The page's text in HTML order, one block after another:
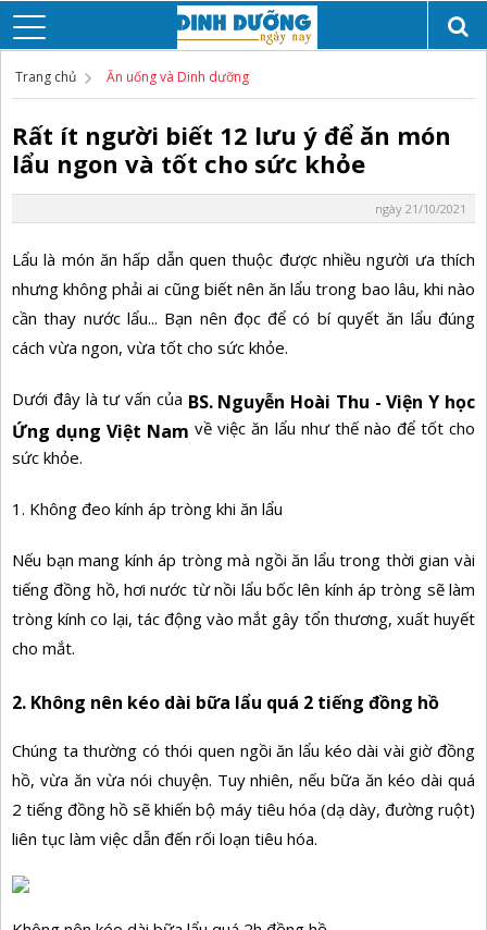
Trang chủ Ăn uống và Dinh dưỡng
Rất ít người biết 12 lưu ý để ăn món
lẩu ngon và tốt cho sức khỏe
ngày 21/10/2021
Lẩu là món ăn hấp dẫn quen thuộc được nhiều người ưa thích
nhưng không phải ai cũng biết nên ăn lẩu trong bao lâu, khi nào
cần thay nước lẩu... Bạn nên đọc để có bí quyết ăn lẩu đúng
cách vừa ngon, vừa tốt cho sức khỏe.
Dưới đây là tư vấn của BS. Nguyễn Hoài Thu - Viện Y học
Ứng dụng Việt Namvề việc ăn lẩu như thế nào để tốt cho
sức khỏe.
1. Không đeo kính áp tròng khi ăn lẩu
Nếu bạn mang kính áp tròng mà ngồi ăn lẩu trong thời gian vài
tiếng đồng hồ, hơi nước từ nồi lẩu bốc lên kính áp tròng sẽ làm
tròng kính co lại, tác động vào mắt gây tổn thương, xuất huyết
cho mắt.
2. Không nên kéo dài bữa lẩu quá 2 tiếng đồng hồ
Chúng ta thường có thói quen ngồi ăn lẩu kéo dài vài giờ đồng
hồ, vừa ăn vừa nói chuyện. Tuy nhiên, nếu bữa ăn kéo dài quá
2 tiếng đồng hồ sẽ khiến bộ máy tiêu hóa (dạ dày, đường ruột)
liên tục làm việc dẫn đến rối loạn tiêu hóa.